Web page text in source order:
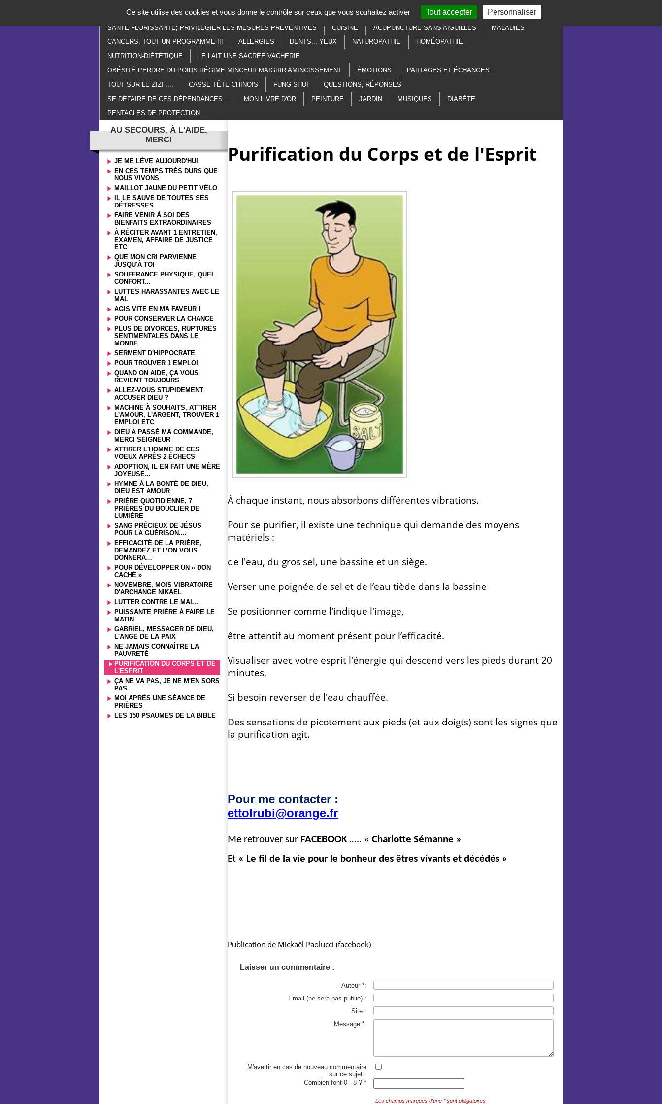
ACCUEIL PARANORMAL ESOTÉRISME LITHOTHÉRAPIE
AU SECOURS, À L'AIDE, MERCI
SANTÉ FLORISSANTE; PRIVILÉGIER LES MESURES PRÉVENTIVES
CUISINE ACUPUNCTURE SANS AIGUILLES
MALADIES
CANCERS, TOUT UN PROGRAMME !!!
ALLERGIES DENTS... YEUX NATUROPATHIE
HOMÉOPATHIE
NUTRITION-DIÉTÉTIQUE
LE LAIT UNE SACRÉE VACHERIE
OBÉSITÉ PERDRE DU POIDS RÉGIME MINCEUR MAIGRIR AMINCISSEMENT
ÉMOTIONS
PARTAGES ET ÉCHANGES...
TOUT SUR LE ZIZI ....
CASSE TÊTE CHINOIS FUNG SHUI
QUESTIONS, RÉPONSES
SE DÉFAIRE DE CES DÉPENDANCES...
MON LIVRE D'OR PEINTURE JARDIN MUSIQUES
DIABÈTE
PENTACLES DE PROTECTION
AU SECOURS, À L'AIDE,
MERCI
JE ME LÈVE AUJOURD'HUI
EN CES TEMPS TRÈS DURS QUE
NOUS VIVONS
MAILLOT JAUNE DU PETIT VÉLO
IL LE SAUVE DE TOUTES SES
DÉTRESSES
FAIRE VENIR À SOI DES
BIENFAITS EXTRAORDINAIRES
À RÉCITER AVANT 1 ENTRETIEN,
EXAMEN, AFFAIRE DE JUSTICE
ETC
QUE MON CRI PARVIENNE
JUSQU'À TOI
SOUFFRANCE PHYSIQUE, QUEL
CONFORT...
LUTTES HARASSANTES AVEC LE
MAL
AGIS VITE EN MA FAVEUR !
POUR CONSERVER LA CHANCE
PLUS DE DIVORCES, RUPTURES
SENTIMENTALES DANS LE
MONDE
SERMENT D'HIPPOCRATE
POUR TROUVER 1 EMPLOI
QUAND ON AIDE, ÇA VOUS
REVIENT TOUJOURS
ALLEZ-VOUS STUPIDEMENT
ACCUSER DIEU ?
MACHINE À SOUHAITS, ATTIRER
L'AMOUR, L'ARGENT, TROUVER 1
EMPLOI ETC
DIEU A PASSÉ MA COMMANDE,
MERCI SEIGNEUR
ATTIRER L'HOMME DE CES
VOEUX APRÈS 2 ÉCHECS
ADOPTION, IL EN FAIT UNE MÈRE
JOYEUSE...
HYMNE À LA BONTÉ DE DIEU,
DIEU EST AMOUR
PRIÈRE QUOTIDIENNE, 7
PRIÈRES DU BOUCLIER DE
LUMIÈRE
SANG PRÉCIEUX DE JÉSUS
POUR LA GUÉRISON....
EFFICACITÉ DE LA PRIÈRE,
DEMANDEZ ET L’ON VOUS
DONNERA…
POUR DÉVELOPPER UN « DON
CACHÉ »
NOVEMBRE, MOIS VIBRATOIRE
D'ARCHANGE NIKAEL
LUTTER CONTRE LE MAL...
PUISSANTE PRIÈRE À FAIRE LE
MATIN
GABRIEL, MESSAGER DE DIEU,
L'ANGE DE LA PAIX
NE JAMAIS CONNAÎTRE LA
PAUVRETÉ
PURIFICATION DU CORPS ET DE
L'ESPRIT
ÇA NE VA PAS, JE NE M'EN SORS
PAS
MOI APRÈS UNE SÉANCE DE
PRIÈRES
LES 150 PSAUMES DE LA BIBLE
Purification du Corps et de l'Esprit
À chaque instant, nous absorbons différentes vibrations.
Pour se purifier, il existe une technique qui demande des moyens
matériels :
de l'eau, du gros sel, une bassine et un siège.
Verser une poignée de sel et de l’eau tiède dans la bassine
Se positionner comme l'indique l'image,
être attentif au moment présent pour l’efficacité.
Visualiser avec votre esprit l'énergie qui descend vers les pieds durant 20
minutes.
Si besoin reverser de l'eau chauffée.
Des sensations de picotement aux pieds (et aux doigts) sont les signes que
la purification agit.
Pour me contacter :
ettolrubi@orange.fr
Me retrouver sur FACEBOOK….. « Charlotte Sémanne »
Et « Le fil de la vie pour le bonheur des êtres vivants et décédés »
Publication de Mickaël Paolucci (facebook)
Laisser un commentaire :
Auteur *:
Email (ne sera pas publié) :
Site :
Message *:
M'avertir en cas de nouveau commentaire
sur ce sujet :
Combien font 0 - 8 ? *
Les champs marqués d'une * sont obligatoires
Ce site utilise des cookies et vous donne le contrôle sur ceux que vous souhaitez activer Tout accepter Personnaliser